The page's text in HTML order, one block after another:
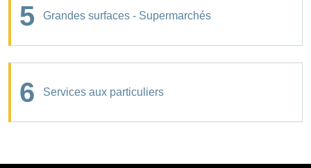
5 Grandes surfaces - Supermarchés
6 Services aux particuliers